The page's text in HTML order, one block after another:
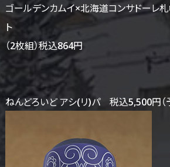
ゴールデンカムイ×北海道コンサドーレ札
ト
（2枚組）税込864円
ねんどろいど アシ(リ)パ 税込5,500円（